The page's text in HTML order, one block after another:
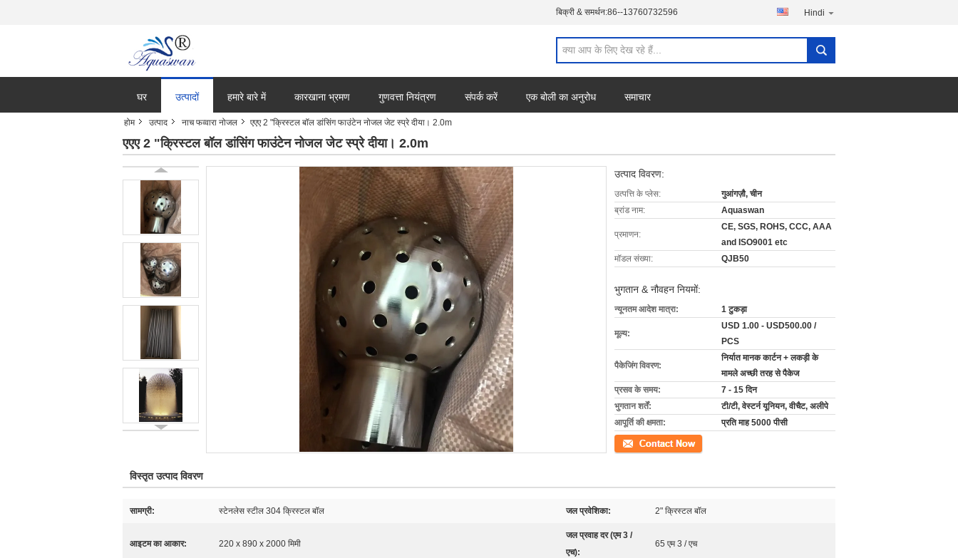
बिक्री & समर्थन:86--13760732596 Hindi
घर उत्पादों हमारे बारे में कारखाना भ्रमण गुणवत्ता नियंत्रण संपर्क करें एक बोली का अनुरोध समाचार
होम उत्पाद नाच फव्वारा नोजल एएए 2 "क्रिस्टल बॉल डांसिंग फाउंटेन नोजल जेट स्प्रे दीया। 2.0m
एएए 2 "क्रिस्टल बॉल डांसिंग फाउंटेन नोजल जेट स्प्रे दीया। 2.0m
उत्पाद विवरण:
उत्पत्ति के प्लेस:
गुआंगज़ौ, चीन
ब्रांड नाम:
Aquaswan
प्रमाणन:
CE, SGS, ROHS, CCC, AAA
and ISO9001 etc
मॉडल संख्या:
QJB50
भुगतान & नौवहन नियमों:
न्यूनतम आदेश मात्रा: 1 टुकड़ा
मूल्य:
USD 1.00 - USD500.00 /
PCS
पैकेजिंग विवरण:
निर्यात मानक कार्टन + लकड़ी के
मामले अच्छी तरह से पैकेज
प्रसव के समय:
7 - 15 दिन
भुगतान शर्तें:
टी/टी, वेस्टर्न यूनियन, वीचैट, अलीपे
आपूर्ति की क्षमता:
प्रति माह 5000 पीसी
संपर्क करें
विस्तृत उत्पाद विवरण
सामग्री: स्टेनलेस स्टील 304 क्रिस्टल बॉल जल प्रवेशिका: 2" क्रिस्टल बॉल
आइटम का आकार: 220 x 890 x 2000 मिमी
जल प्रवाह दर (एम 3 /
एच):
65 एम 3 / एच